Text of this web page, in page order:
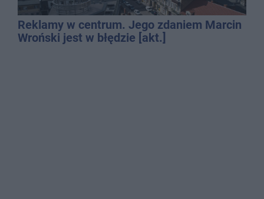
Reklamy w centrum. Jego zdaniem Marcin
Wroński jest w błędzie [akt.]